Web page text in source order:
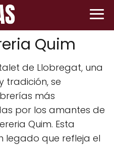
Quim
de Llobregat, una
tradición, se
más
por los amantes de
Quim. Esta
legado que refleja el